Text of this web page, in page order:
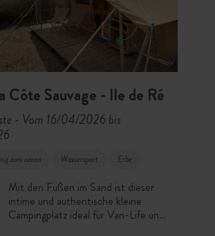
Côte Sauvage - Ile de Ré
- Vom 16/04/2026 bis
zum ozean Wassersport Erbe
Mit den Füßen im Sand ist dieser
intime und authentische kleine
Campingplatz ideal für Van-Life und